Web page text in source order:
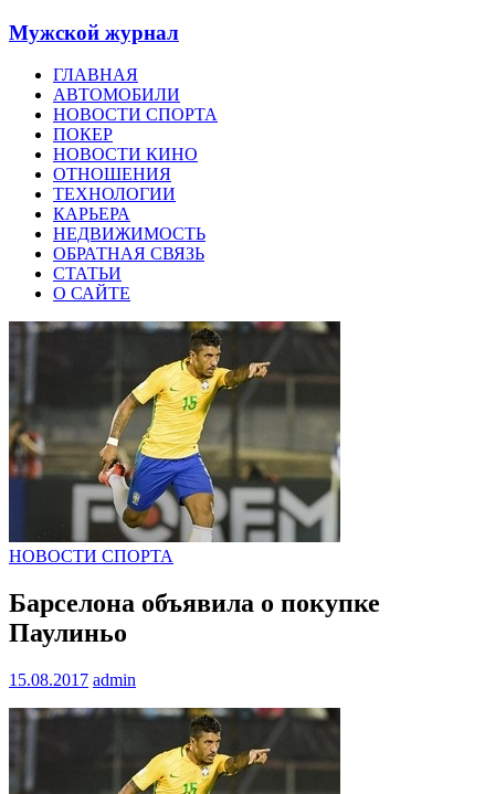
Мужской журнал
ГЛАВНАЯ
АВТОМОБИЛИ
НОВОСТИ СПОРТА
ПОКЕР
НОВОСТИ КИНО
ОТНОШЕНИЯ
ТЕХНОЛОГИИ
КАРЬЕРА
НЕДВИЖИМОСТЬ
ОБРАТНАЯ СВЯЗЬ
СТАТЬИ
О САЙТЕ
НОВОСТИ СПОРТА
Барселона объявила о покупке
Паулиньо
15.08.2017 admin